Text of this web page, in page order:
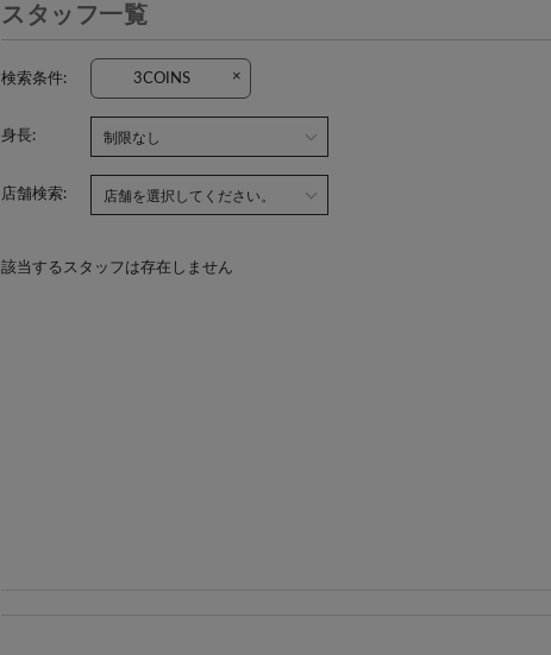
スタッフ一覧
検索条件: 3COINS ×
身長:
店舗検索:
該当するスタッフは存在しません